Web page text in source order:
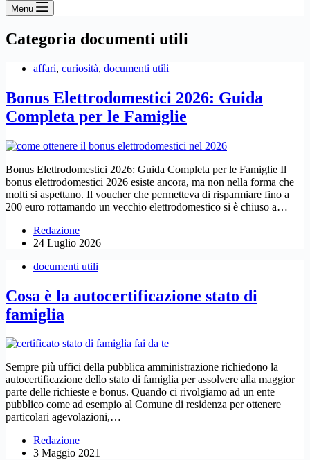
Menu
Categoria documenti utili
affari, curiosità, documenti utili
Bonus Elettrodomestici 2026: Guida
Completa per le Famiglie
Bonus Elettrodomestici 2026: Guida Completa per le Famiglie Il
bonus elettrodomestici 2026 esiste ancora, ma non nella forma che
molti si aspettano. Il voucher che permetteva di risparmiare fino a
200 euro rottamando un vecchio elettrodomestico si è chiuso a…
Redazione
24 Luglio 2026
documenti utili
Cosa è la autocertificazione stato di
famiglia
Sempre più uffici della pubblica amministrazione richiedono la
autocertificazione dello stato di famiglia per assolvere alla maggior
parte delle richieste e bonus. Quando ci rivolgiamo ad un ente
pubblico come ad esempio al Comune di residenza per ottenere
particolari agevolazioni,…
Redazione
3 Maggio 2021